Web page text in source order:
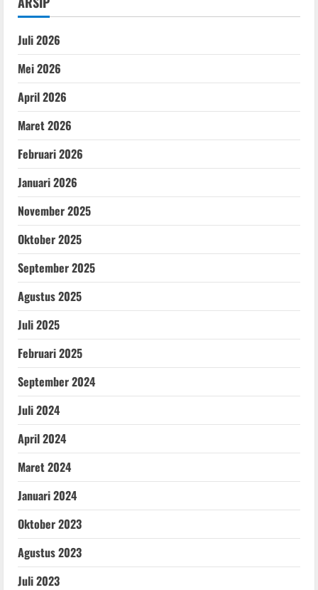
Juli 2026
Mei 2026
April 2026
Maret 2026
Februari 2026
Januari 2026
November 2025
Oktober 2025
September 2025
Agustus 2025
Juli 2025
Februari 2025
September 2024
Juli 2024
April 2024
Maret 2024
Januari 2024
Oktober 2023
Agustus 2023
Juli 2023